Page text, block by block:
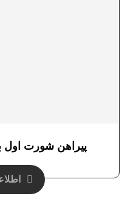
پیراهن شورت اول